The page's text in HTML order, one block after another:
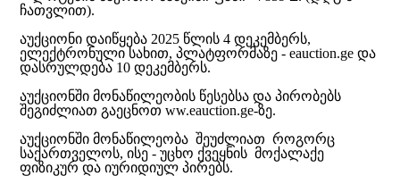
ჩათვლით).
აუქციონი დაიწყება 2025 წლის 4 დეკემბერს,
ელექტრონული სახით, პლატფორმაზე - eauction.ge და
დასრულდება 10 დეკემბერს.
აუქციონში მონაწილეობის წესებსა და პირობებს
შეგიძლიათ გაეცნოთ ww.eauction.ge-ზე.
აუქციონში მონაწილეობა შეუძლიათ როგორც
საქართველოს, ისე - უცხო ქვეყნის მოქალაქე
ფიზიკურ და იურიდიულ პირებს.